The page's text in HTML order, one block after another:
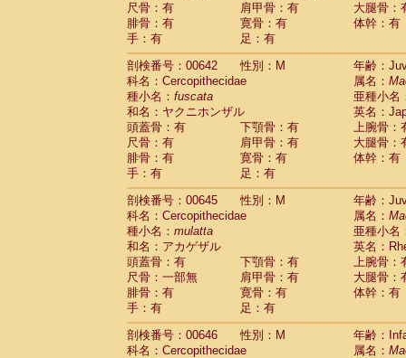
尺骨：有
肩甲骨：有
大腿骨：
腓骨：有
寛骨：有
体幹：有
手：有
足：有
剖検番号：00642
性別：M
年齢：
科名：Cercopithecidae
属名：
種小名： fuscata
亜種小名
和名：ヤクニホンザル
英名：
頭蓋骨：有
下顎骨：有
上腕骨：
尺骨：有
肩甲骨：有
大腿骨：
腓骨：有
寛骨：有
体幹：有
手：有
足：有
剖検番号：00645
性別：M
年齢：
科名：Cercopithecidae
属名：
種小名： mulatta
亜種小名
和名：アカゲザル
英名：
頭蓋骨：有
下顎骨：有
上腕骨：
尺骨：一部無
肩甲骨：有
大腿骨：
腓骨：有
寛骨：有
体幹：有
手：有
足：有
剖検番号：00646
性別：M
年齢：
科名：Cercopithecidae
属名：